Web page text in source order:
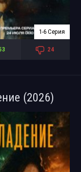
1-6 Серия
24
(2026)